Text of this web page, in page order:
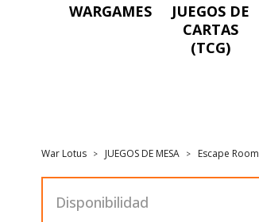
WARGAMES
JUEGOS DE
CARTAS
(TCG)
War Lotus JUEGOS DE MESA Escape Room
Disponibilidad